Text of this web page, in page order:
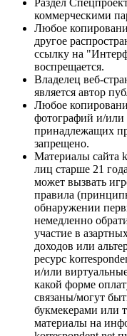
коммерческими
Любое
другое
ссылку на
воспрещается.
Владелец веб-
является автор
Любое
фотографий и/или
принадлежащих
запрещено.
Материалы сайта
лиц старше 21
может вызвать
правила
обнаружении
немедленно
участие в
доходов или
ресурс
и/или
какой форме
связаны/могут
букмекерами или
материалы на